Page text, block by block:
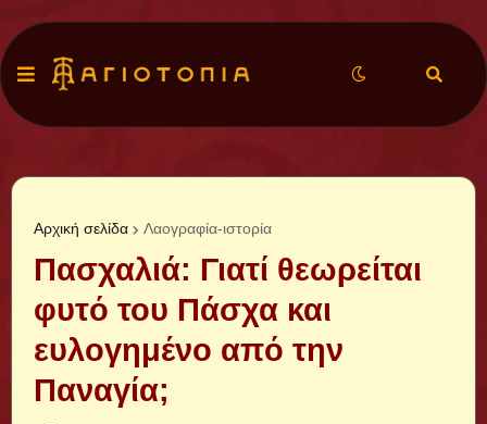
Αρχική σελίδα Λαογραφία-ιστορία
Πασχαλιά: Γιατί θεωρείται
φυτό του Πάσχα και
ευλογημένο από την
Παναγία;